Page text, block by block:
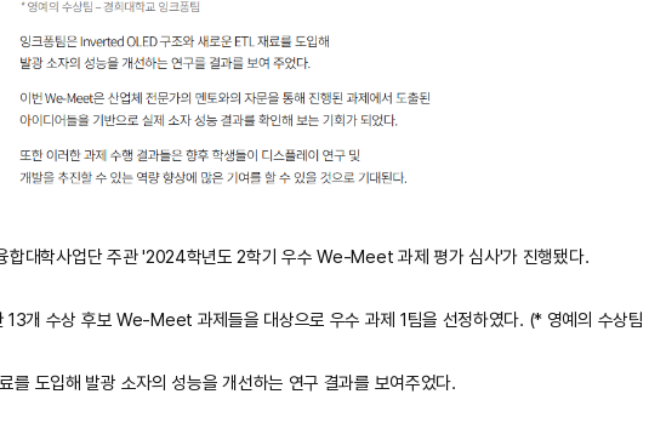
합대학사업단 주관 '2024학년도 2학기 우수 We-Meet 과제 평가 심사'가 진행됐다.
개 수상 후보 We-Meet 과제들을 대상으로 우수 과제 1팀을 선정하였다. (* 영예의 수상
도입해 발광 소자의 성능을 개선하는 연구 결과를 보여주었다.